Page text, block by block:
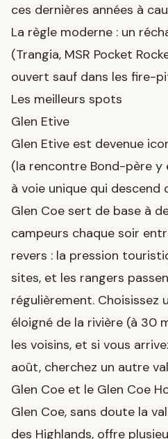
ces dernières années à
La règle moderne : un
(Trangia, MSR Pocket
ouvert sauf dans les fire-
Les meilleurs spots
Glen Etive
Glen Etive est devenue
(la rencontre Bond-père y
à voie unique qui descend
Glen Coe sert de base à
campeurs chaque soir
revers : la pression
sites, et les rangers
régulièrement. Choisissez
éloigné de la rivière (à 30
les voisins, et si vous
août, cherchez un autre
Glen Coe et le Glen Coe
Glen Coe, sans doute la
des Highlands, offre